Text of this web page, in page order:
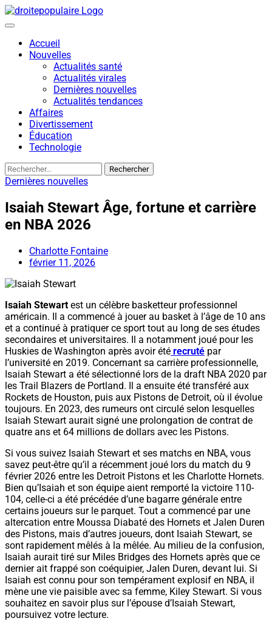
Skip
to
Accueil
Nouvelles
Actualités santé
Actualités virales
Dernières nouvelles
Actualités tendances
Affaires
Divertissement
Éducation
Technologie
Rechercher :
Dernières nouvelles
Isaiah Stewart Âge, fortune et carrière
en NBA 2026
Charlotte Fontaine
février 11, 2026
Isaiah Stewart est un célèbre basketteur professionnel
américain. Il a commencé à jouer au basket à l’âge de 10 ans
et a continué à pratiquer ce sport tout au long de ses études
secondaires et universitaires. Il a notamment joué pour les
Huskies de Washington après avoir été recruté par
l’université en 2019. Concernant sa carrière professionnelle,
Isaiah Stewart a été sélectionné lors de la draft NBA 2020 par
les Trail Blazers de Portland. Il a ensuite été transféré aux
Rockets de Houston, puis aux Pistons de Detroit, où il évolue
toujours. En 2023, des rumeurs ont circulé selon lesquelles
Isaiah Stewart aurait signé une prolongation de contrat de
quatre ans et 64 millions de dollars avec les Pistons.
Si vous suivez Isaiah Stewart et ses matchs en NBA, vous
savez peut-être qu’il a récemment joué lors du match du 9
février 2026 entre les Detroit Pistons et les Charlotte Hornets.
Bien qu’Isaiah et son équipe aient remporté la victoire 110-
104, celle-ci a été précédée d’une bagarre générale entre
certains joueurs sur le parquet. Tout a commencé par une
altercation entre Moussa Diabaté des Hornets et Jalen Duren
des Pistons, mais d’autres joueurs, dont Isaiah Stewart, se
sont rapidement mêlés à la mêlée. Au milieu de la confusion,
Isaiah aurait tiré sur Miles Bridges des Hornets après que ce
dernier ait frappé son coéquipier, Jalen Duren, devant lui. Si
Isaiah est connu pour son tempérament explosif en NBA, il
mène une vie paisible avec sa femme, Kiley Stewart. Si vous
souhaitez en savoir plus sur l’épouse d’Isaiah Stewart,
poursuivez votre lecture.